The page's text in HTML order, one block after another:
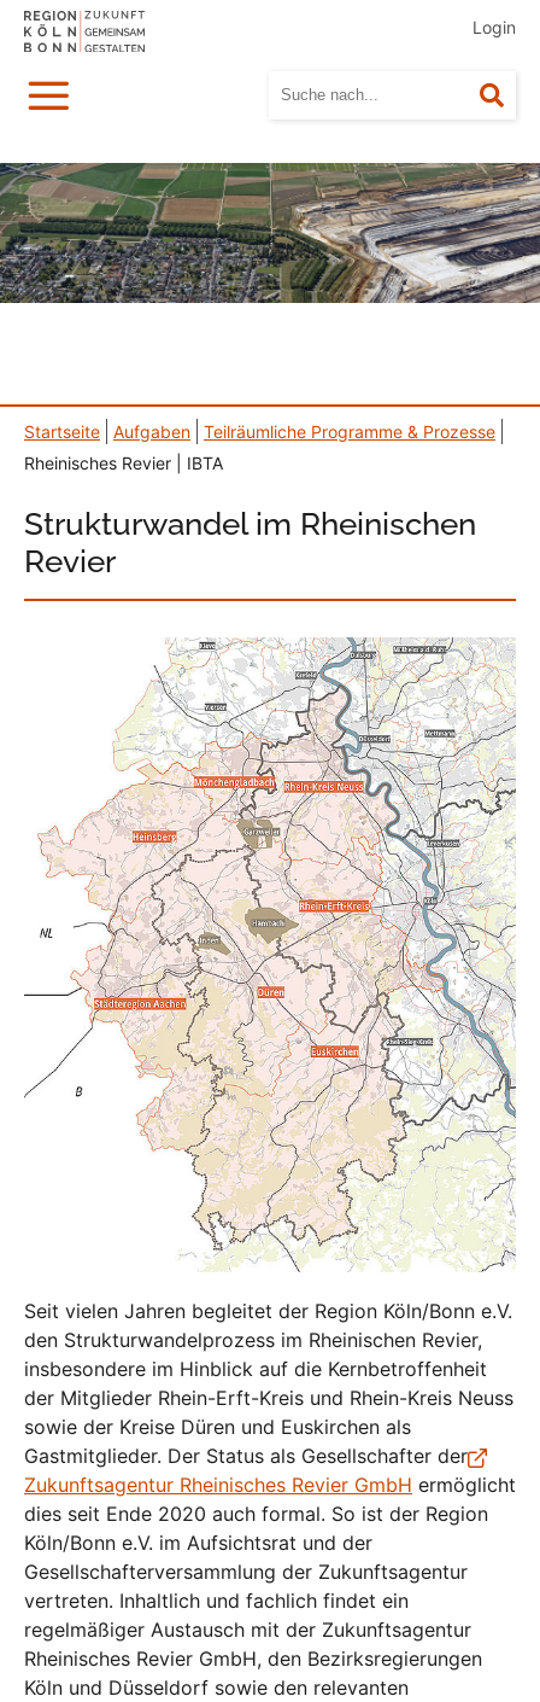
Login
Menü
Startseite Aufgaben
Teilräumliche Programme & Prozesse
Rheinisches Revier | IBTA
Strukturwandel im Rheinischen
Revier
Seit vielen Jahren begleitet der Region Köln/Bonn e.V.
den Strukturwandelprozess im Rheinischen Revier,
insbesondere im Hinblick auf die Kernbetroffenheit
der Mitglieder Rhein-Erft-Kreis und Rhein-Kreis Neuss
sowie der Kreise Düren und Euskirchen als
Gastmitglieder. Der Status als Gesellschafter der
Zukunftsagentur Rheinisches Revier GmbH ermöglicht
dies seit Ende 2020 auch formal. So ist der Region
Köln/Bonn e.V. im Aufsichtsrat und der
Gesellschafterversammlung der Zukunftsagentur
vertreten. Inhaltlich und fachlich findet ein
regelmäßiger Austausch mit der Zukunftsagentur
Rheinisches Revier GmbH, den Bezirksregierungen
Köln und Düsseldorf sowie den relevanten